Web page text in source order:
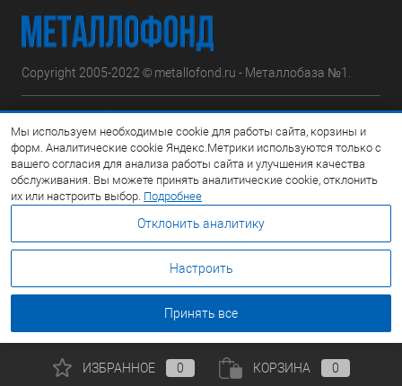
Copyright 2005-2022 © metallofond.ru - Металлобаза №1.
Московская область, Ступинский р-н, д.Сотниково,
ул.Железнодорожная, вл.30
Посмотреть на карте
8 (495) 308-42-78
Email:info@metallofond.ru
ИЗБРАННОЕ 0 КОРЗИНА 0
Мы используем необходимые cookie для работы сайта, корзины и
форм. Аналитические cookie Яндекс.Метрики используются только с
вашего согласия для анализа работы сайта и улучшения качества
обслуживания. Вы можете принять аналитические cookie, отклонить
их или настроить выбор. Подробнее
Отклонить аналитику
Настроить
Принять все